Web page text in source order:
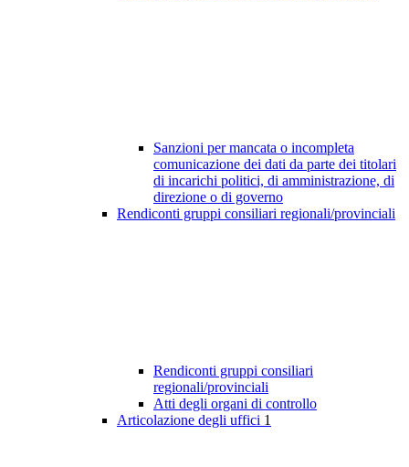
Sanzioni per mancata o incompleta
comunicazione dei dati da parte dei titolari
di incarichi politici, di amministrazione, di
direzione o di governo
Rendiconti gruppi consiliari regionali/provinciali
Rendiconti gruppi consiliari
regionali/provinciali
Atti degli organi di controllo
Articolazione degli uffici 1